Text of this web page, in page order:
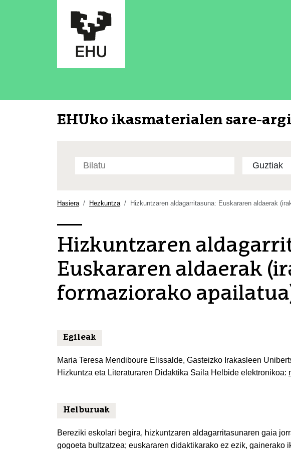
EHUko ikasmaterialen sare-
atarian
aurreratua…
Hasiera Hezkuntza Hizkuntzaren aldagarritasuna: Euskararen aldaerak
Hizkuntzaren
Euskararen aldaerak
formaziorako
Egileak
Maria Teresa Mendiboure Elissalde, Gasteizko Irakasleen
Hizkuntza eta Literaturaren Didaktika Saila Helbide elektronikoa:
Helburuak
Bereziki eskolari begira, hizkuntzaren aldagarritasunaren gaia
gogoeta bultzatzea; euskararen didaktikarako ez ezik, gainerako